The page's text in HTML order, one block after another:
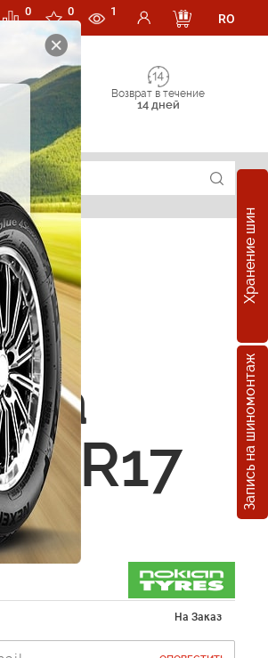
0 0 1
RO
Возврат в течение
14 дней
Хранение шин
Запись на шиномонтаж
R17
На Заказ